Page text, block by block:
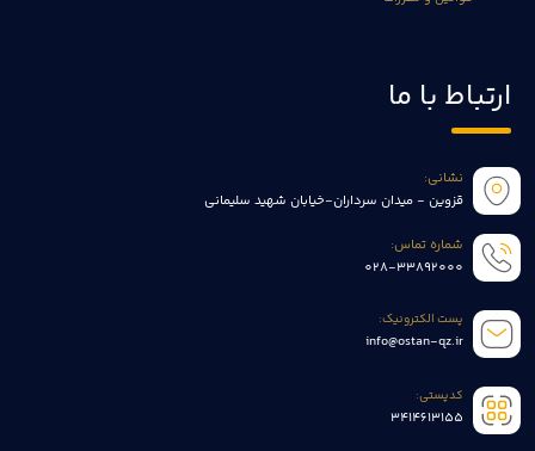
ارتباط با ما
نشانی:
قزوین - میدان سرداران-خیابان شهید سلیمانی
شماره تماس:
028-33892000
پست الکترونیک:
info@ostan-qz.ir
کدپستی:
3414613155